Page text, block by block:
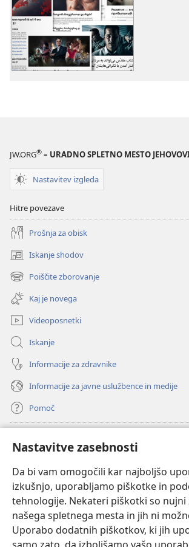
Nastavitve zasebnosti
Da bi vam omogočili kar najboljšo
izkušnjo, uporabljamo piškotke in
tehnologije. Nekateri piškotki so nujni
našega spletnega mesta in jih ni
Uporabo dodatnih piškotkov, ki jih
JW.ORG® – URADNO SPLETNO MESTO
Nastavitev izgleda
Hitre povezave
Prošnja za obisk
Iskanje shodov
(odpre
novo
okno)
Poiščite zborovanje
(odpre
novo
okno)
Kaj je novega
Videoposnetki
Iskanje
Informacije za zdravnike
Informacije za javne uslužbence in medije
Pomoč
(odpre
novo
okno) Watchtowerjeva SPLETNA KNJIŽNICA™
(odpre
novo
okno) JW Hub
(odpre
novo
okno)JW Library